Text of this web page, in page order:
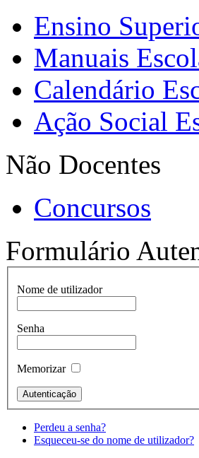
Ensino
Manuais
Calendário
Ação Social
Não Docentes
Concursos
Formulário
Nome de utilizador
Senha
Memorizar
Perdeu a senha?
Esqueceu-se do nome de utilizador?